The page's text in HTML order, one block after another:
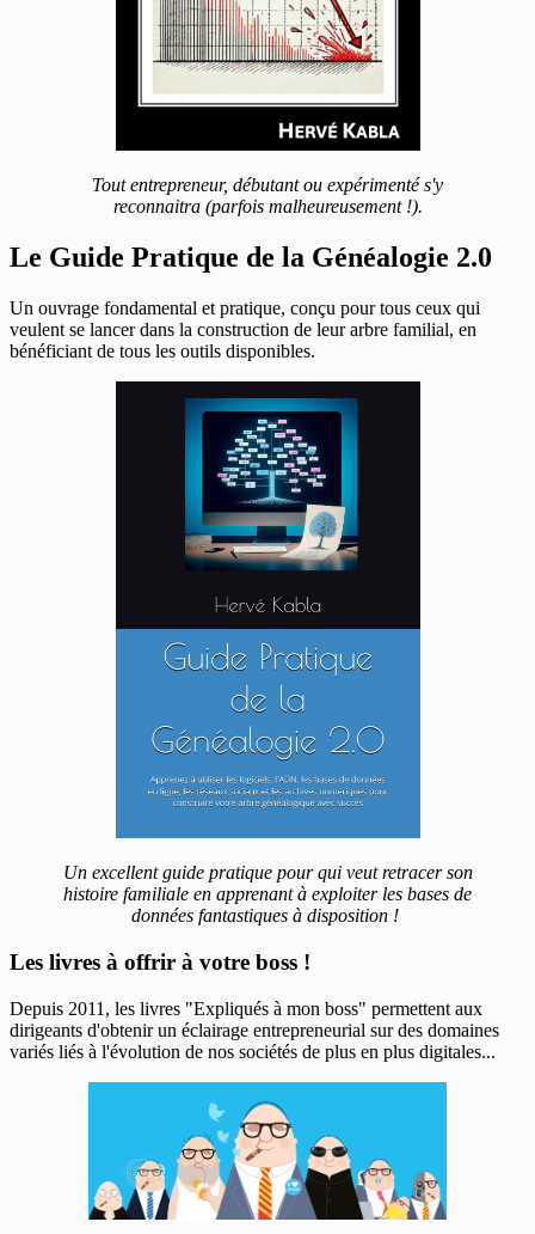
Tout entrepreneur, débutant ou expérimenté s'y
reconnaitra (parfois malheureusement !).
Le Guide Pratique de la Généalogie 2.0
Un ouvrage fondamental et pratique, conçu pour tous ceux qui
veulent se lancer dans la construction de leur arbre familial, en
bénéficiant de tous les outils disponibles.
Un excellent guide pratique pour qui veut retracer son
histoire familiale en apprenant à exploiter les bases de
données fantastiques à disposition !
Les livres à offrir à votre boss !
Depuis 2011, les livres "Expliqués à mon boss" permettent aux
dirigeants d'obtenir un éclairage entrepreneurial sur des domaines
variés liés à l'évolution de nos sociétés de plus en plus digitales...